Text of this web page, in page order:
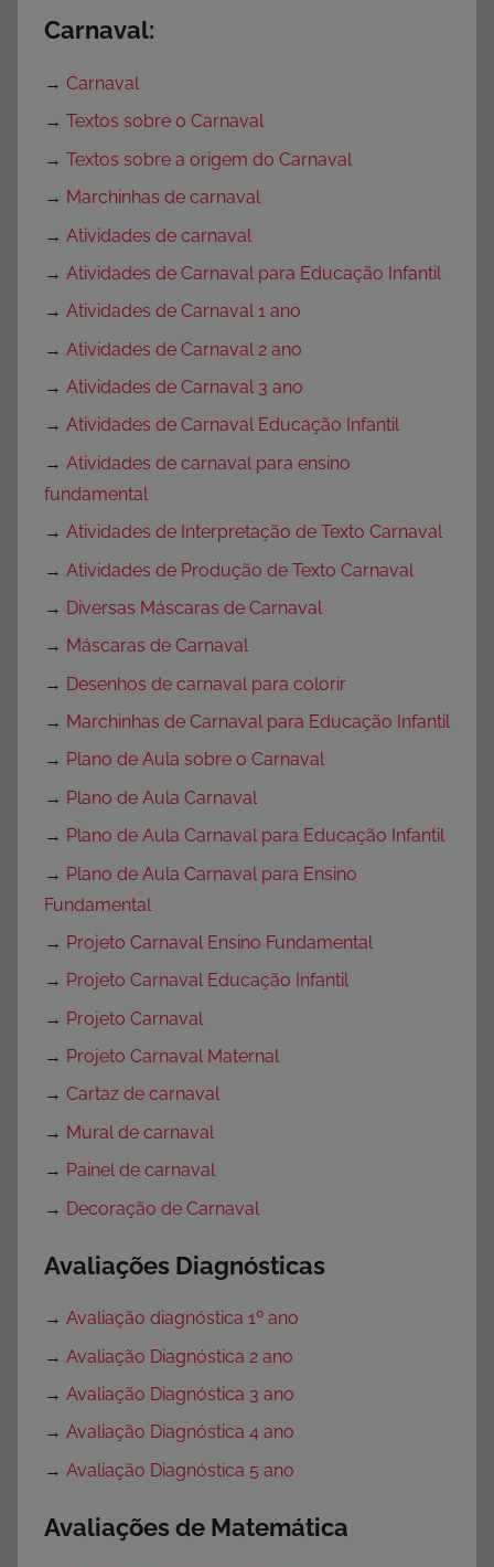
Carnaval:
→ Carnaval
→ Textos sobre o Carnaval
→ Textos sobre a origem do Carnaval
→ Marchinhas de carnaval
→ Atividades de carnaval
→ Atividades de Carnaval para Educação Infantil
→ Atividades de Carnaval 1 ano
→ Atividades de Carnaval 2 ano
→ Atividades de Carnaval 3 ano
→ Atividades de Carnaval Educação Infantil
→ Atividades de carnaval para ensino
fundamental
→ Atividades de Interpretação de Texto Carnaval
→ Atividades de Produção de Texto Carnaval
→ Diversas Máscaras de Carnaval
→ Máscaras de Carnaval
→ Desenhos de carnaval para colorir
→ Marchinhas de Carnaval para Educação Infantil
→ Plano de Aula sobre o Carnaval
→ Plano de Aula Carnaval
→ Plano de Aula Carnaval para Educação Infantil
→ Plano de Aula Carnaval para Ensino
Fundamental
→ Projeto Carnaval Ensino Fundamental
→ Projeto Carnaval Educação Infantil
→ Projeto Carnaval
→ Projeto Carnaval Maternal
→ Cartaz de carnaval
→ Mural de carnaval
→ Painel de carnaval
→ Decoração de Carnaval
Avaliações Diagnósticas
→ Avaliação diagnóstica 1º ano
→ Avaliação Diagnóstica 2 ano
→ Avaliação Diagnóstica 3 ano
→ Avaliação Diagnóstica 4 ano
→ Avaliação Diagnóstica 5 ano
Avaliações de Matemática